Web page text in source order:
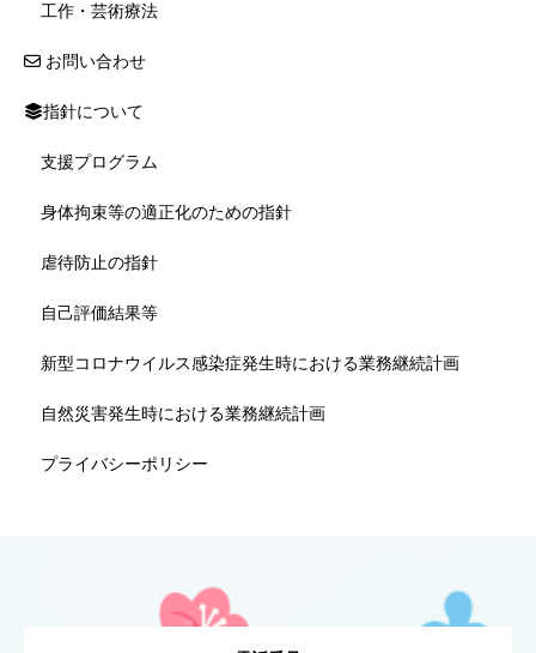
工作・芸術療法
お問い合わせ
指針について
支援プログラム
身体拘束等の適正化のための指針
虐待防止の指針
自己評価結果等
新型コロナウイルス感染症発生時における業務継続計画
自然災害発生時における業務継続計画
プライバシーポリシー